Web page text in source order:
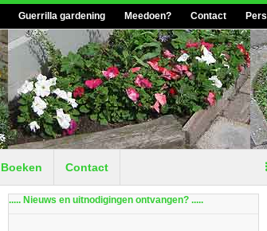
Guerrilla gardening Meedoen? Contact Pers
Boeken Contact
..... Nieuws en uitnodigingen ontvangen? .....